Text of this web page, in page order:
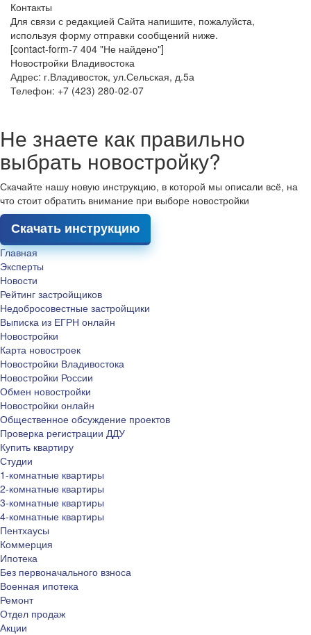
Контакты
Для связи с редакцией Сайта напишите, пожалуйста,
используя форму отправки сообщений ниже.
[contact-form-7 404 "Не найдено"]
Новостройки Владивостока
Адрес: г.Владивосток, ул.Сельская, д.5а
Телефон: +7 (423) 280-02-07
Не знаете как правильно
выбрать новостройку?
Скачайте нашу новую инструкцию, в которой мы описали всё, на
что стоит обратить внимание при выборе новостройки
Скачать инструкцию
Главная
Эксперты
Новости
Рейтинг застройщиков
Недобросовестные застройщики
Выписка из ЕГРН онлайн
Новостройки
Карта новостроек
Новостройки Владивостока
Новостройки России
Обмен новостройки
Новостройки онлайн
Общественное обсуждение проектов
Проверка регистрации ДДУ
Купить квартиру
Студии
1-комнатные квартиры
2-комнатные квартиры
3-комнатные квартиры
4-комнатные квартиры
Пентхаусы
Коммерция
Ипотека
Без первоначального взноса
Военная ипотека
Ремонт
Отдел продаж
Акции